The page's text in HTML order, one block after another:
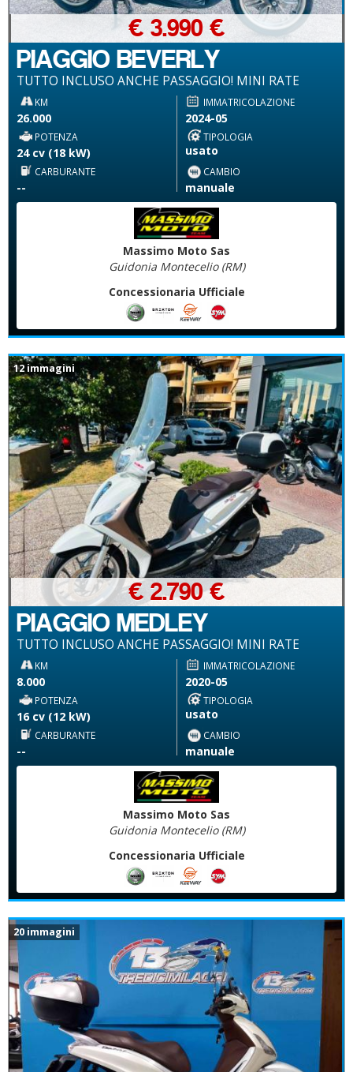
PIAGGIO BEVERLY
TUTTO INCLUSO ANCHE PASSAGGIO! MINI RATE
€ 3.990 €
KM
26.000
IMMATRICOLAZIONE
2024-05
POTENZA
24 cv (18 kW)
TIPOLOGIA
usato
CARBURANTE
--
CAMBIO
manuale
Massimo Moto Sas
Guidonia Montecelio (RM)
Concessionaria Ufficiale
12 immagini
PIAGGIO MEDLEY
TUTTO INCLUSO ANCHE PASSAGGIO! MINI RATE
€ 2.790 €
KM
8.000
IMMATRICOLAZIONE
2020-05
POTENZA
16 cv (12 kW)
TIPOLOGIA
usato
CARBURANTE
--
CAMBIO
manuale
Massimo Moto Sas
Guidonia Montecelio (RM)
Concessionaria Ufficiale
20 immagini